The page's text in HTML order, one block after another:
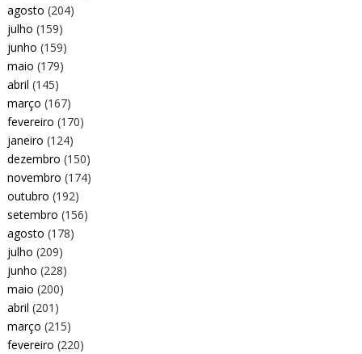
agosto (204)
julho (159)
junho (159)
maio (179)
abril (145)
março (167)
fevereiro (170)
janeiro (124)
dezembro (150)
novembro (174)
outubro (192)
setembro (156)
agosto (178)
julho (209)
junho (228)
maio (200)
abril (201)
março (215)
fevereiro (220)